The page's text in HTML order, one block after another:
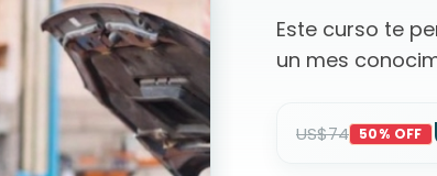
Este curso te
un mes
US$74 50% OFF